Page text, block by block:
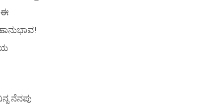
ಈ
ನೆನಪು